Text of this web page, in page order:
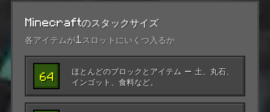
Minecraftのスタックサイズ
各アイテムが1スロットにいくつ入るか
64
ほとんどのブロックとアイテム — 土、丸石、
インゴット、食料など。